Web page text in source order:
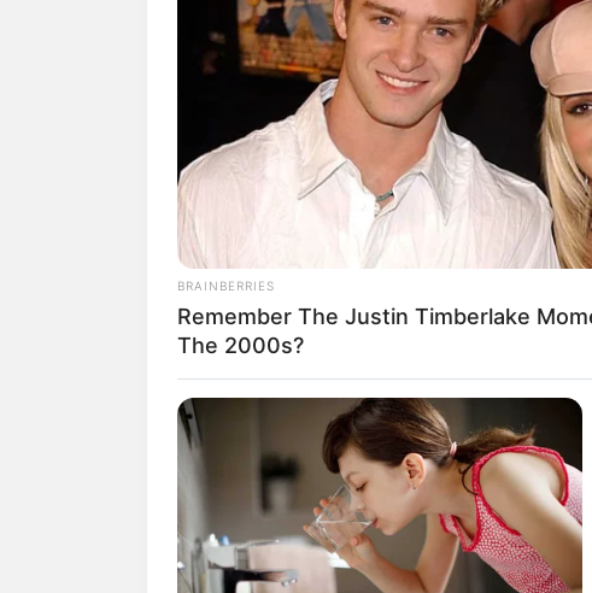
BRAINBERRIES
Remember The Justin Timberlake
The 2000s?